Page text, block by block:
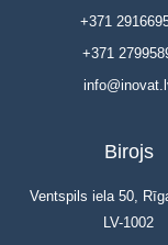
+371
+371
Birojs
Ventspils iela 50,
LV-1002